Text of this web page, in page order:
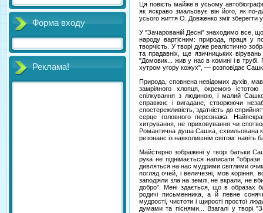
Форма входу
Реклама!
Ця повість майже в усьому
як яскраво змальовує він його, як
усього життя О. Довженко зміг зберегти
У "Зачарованій Десні" знаходимо все,
народу вартісним: природа, праця у
творчість. У творі дуже реалістично
та прадавніх, ще язичницьких
"Домовик... жив у нас в комині і в
хутром угору кожух", — розповідає
Природа, сповнена невідомих духів,
замріяного хлопця, окремою
спілкування з людиною, і малий
справжнє і вигадане, створюючи
спостережливість, здатність до
серце головного персонажа.
хитрування, не приховування чи
Романтична душа Сашка, схвильована
резонанс із навколишнім світом: навіть
Майстерно зображені у творі батьки
рука не піднімається написати
дивляться на нас мудрими світлими
погляд очей, і величезні, мов коріння,
заподіяли зла на землі, не вкрали, не
добро". Мені здається, що в образах
родичі письменника, а й певне
мудрості, чистоти і щирості простої
думами та піснями... Взагалі у творі